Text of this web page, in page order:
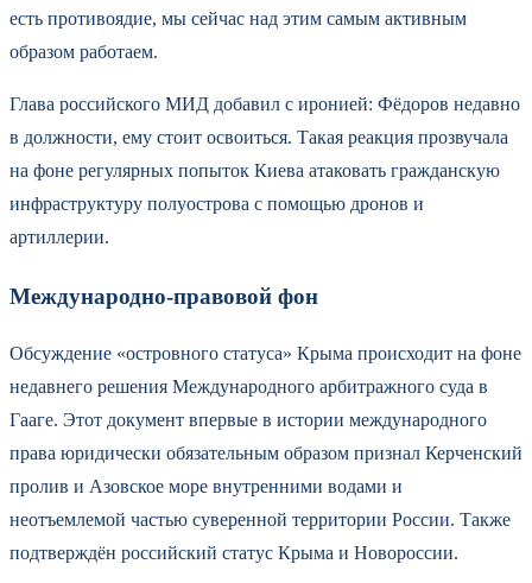
есть противоядие, мы сейчас над этим самым активным
образом работаем.
Глава российского МИД добавил с иронией: Фёдоров недавно
в должности, ему стоит освоиться. Такая реакция прозвучала
на фоне регулярных попыток Киева атаковать гражданскую
инфраструктуру полуострова с помощью дронов и
артиллерии.
Международно-правовой фон
Обсуждение «островного статуса» Крыма происходит на фоне
недавнего решения Международного арбитражного суда в
Гааге. Этот документ впервые в истории международного
права юридически обязательным образом признал Керченский
пролив и Азовское море внутренними водами и
неотъемлемой частью суверенной территории России. Также
подтверждён российский статус Крыма и Новороссии.